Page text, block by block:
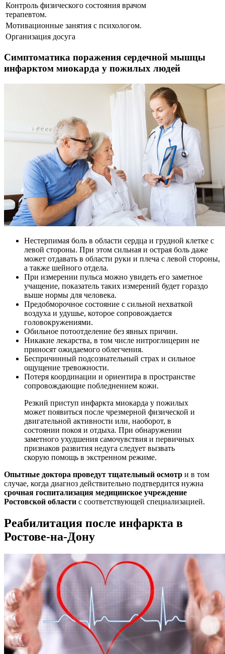
Контроль физического состояния врачом
терапевтом.
Мотивационные занятия с психологом.
Организация досуга
Симптоматика поражения сердечной мышцы
инфарктом миокарда у пожилых людей
Нестерпимая боль в области сердца и грудной клетке с
левой стороны. При этом сильная и острая боль даже
может отдавать в области руки и плеча с левой стороны,
а также шейного отдела.
При измерении пульса можно увидеть его заметное
учащение, показатель таких измерений будет гораздо
выше нормы для человека.
Предобморочное состояние с сильной нехваткой
воздуха и удушье, которое сопровождается
головокружениями.
Обильное потоотделение без явных причин.
Никакие лекарства, в том числе нитроглицерин не
приносят ожидаемого облегчения.
Беспричинный подсознательный страх и сильное
ощущение тревожности.
Потеря координации и ориентира в пространстве
сопровождающие побледнением кожи.
Резкий приступ инфаркта миокарда у пожилых
может появиться после чрезмерной физической и
двигательной активности или, наоборот, в
состоянии покоя и отдыха. При обнаружении
заметного ухудшения самочувствия и первичных
признаков развития недуга следует вызвать
скорую помощь в экстренном режиме.
Опытные доктора проведут тщательный осмотр и в том
случае, когда диагноз действительно подтвердится нужна
срочная госпитализация медицинское учреждение
Ростовской области с соответствующей специализацией.
Реабилитация после инфаркта в
Ростове-на-Дону